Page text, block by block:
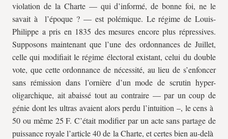
violation de la Charte — qui d’informé, de bonne foi, ne le
savait à l’époque ? — est polémique. Le régime de Louis-
Philippe a pris en 1835 des mesures encore plus répressives.
Supposons maintenant que l’une des ordonnances de Juillet,
celle qui modifiait le régime électoral existant, celui du double
vote, que cette ordonnance de nécessité, au lieu de s’enfoncer
sans rémission dans l’ornière d’un mode de scrutin hyper-
oligarchique, ait abaissé tout au contraire — par un coup de
génie dont les ultras avaient alors perdu l’intuition –, le cens à
50 ou même 25 F. C’était modifier par un acte sans partage de
puissance royale l’article 40 de la Charte, et certes bien au-delà